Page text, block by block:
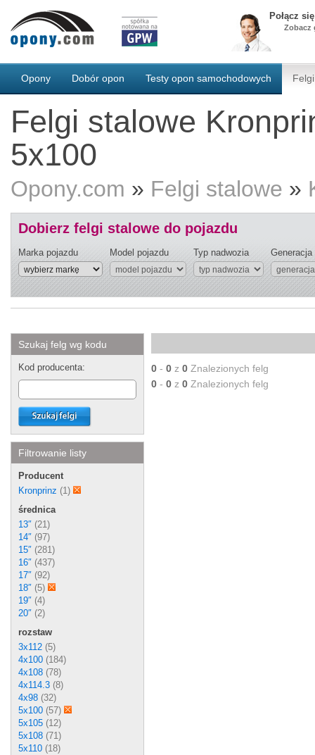
Połącz
Zobacz
Opony Dobór opon Testy opon samochodowych
Felgi stalowe
5x100
Opony.com » Felgi stalowe »
Dobierz felgi stalowe do pojazdu
Marka pojazdu Model pojazdu Typ nadwozia Generacja
Szukaj felg wg kodu
Kod producenta:
Filtrowanie listy
Producent
Kronprinz (1)
średnica
13″ (21)
14″ (97)
15″ (281)
16″ (437)
17″ (92)
18″ (5)
19″ (4)
20″ (2)
rozstaw
3x112 (5)
4x100 (184)
4x108 (78)
4x114.3 (8)
4x98 (32)
5x100 (57)
5x105 (12)
5x108 (71)
5x110 (18)
0 - 0 z 0 Znalezionych felg
0 - 0 z 0 Znalezionych felg